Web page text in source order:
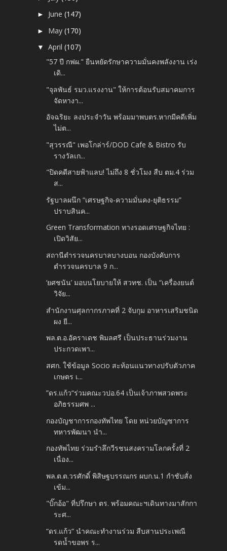
► June(147)
► May(170)
▼April(107)
"57 ปี กฟผ." ยืนหยัดรักษาความมั่นคงพลังงาน เร่ง
เดิ...
"จุลพันธ์ รมว.แรงงาน" ให้การต้อนรับสมาคมการ
จัดหางา...
อัจฉริยะ ลงประจำวัน พร้อมมาพบตร.หากมีคดีเพิ่ม
ไม่ต...
"สุวรรณี" เพอโกล่าร์/DOD Cafe & Bistro รับ
รางวัลเก...
"ปิดคดีสายฟ้าแลบ! ไม่ถึง 8 ชั่วโมง สืบ ตม.4 ร่วม
ส...
รัฐบาลผนึก “เศรษฐกิจ-ความมั่นคง-ยุติธรรม”
ปราบสินค...
Green Transformation ทางรอดเศรษฐกิจไทย :
เปิดวิสัย...
สถานีตำรวจนครบาลบางบอน กองบังคับการ
ตำรวจนครบาล 9 ก...
‘ยศชนัน’ มอบนโยบายให้ สวทช. เป็น “เครื่องยนต์
วิจัย...
สำนักงานศุลกากรภาคที่ 2 จับกุม อาหารเสริมชนิด
ผง ยี...
พล.ต.อ.อัคราเดช พิมลศรี เป็นประธานร่วมงาน
ประกวดเพา...
สศก. ใช้ข้อมูล Socio สะท้อนแนวทางปรับตัวภาค
เกษตร เ...
”ดร.แก้ว“ร่วมคณะวปอ.64 เป็นเจ้าภาพสวดพระ
อภิธรรมศพ ...
กองบัญชาการกองทัพไทย โดย หน่วยบัญชาการ
ทหารพัฒนา นำ...
กองทัพไทย ร่วมรำลึกวีรชนสงครามโลกครั้งที่ 2
เนื่อง...
พล.ต.ต.วรศักดิ์ พิสิษฐบรรณกร ผบก.น.1 กำชับสั่ง
เข้ม...
"บิ๊กอ้อ" ที่ปรึกษา ตร. พร้อมคณะฯเดินทางมาสักกา
ระศ...
“ดร.แก้ว“ นำคณะทำงานร่วม สืบสานประเพณี
รดน้ำขอพร ร...